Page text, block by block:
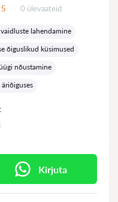
5 Ülevaateid:
0 ülevaateid
lahendamine
õiguslikud küsimused
nõustamine
Kirjuta